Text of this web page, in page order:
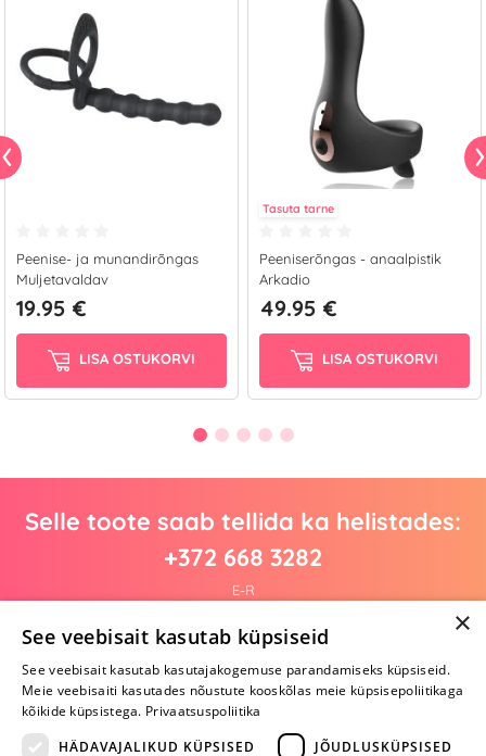
Peenise- ja munandirõngas
Muljetavaldav
19.95 €
LISA OSTUKORVI
Tasuta tarne
Peeniserõngas - anaalpistik
Arkadio
49.95 €
LISA OSTUKORVI
Selle toote saab tellida ka helistades:
+372 668 3282
E-R
Arvustusi veel pole
Ole esimene!
Kirjuta arvustus ja SAA KINGITUS!
×
See veebisait kasutab küpsiseid
See veebisait kasutab kasutajakogemuse parandamiseks küpsiseid.
Meie veebisaiti kasutades nõustute kooskõlas meie küpsisepoliitikaga
kõikide küpsistega. Privaatsuspoliitika
HÄDAVAJALIKUD KÜPSISED
JÕUDLUSKÜPSISED